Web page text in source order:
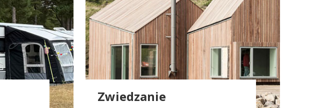
Zwiedzanie